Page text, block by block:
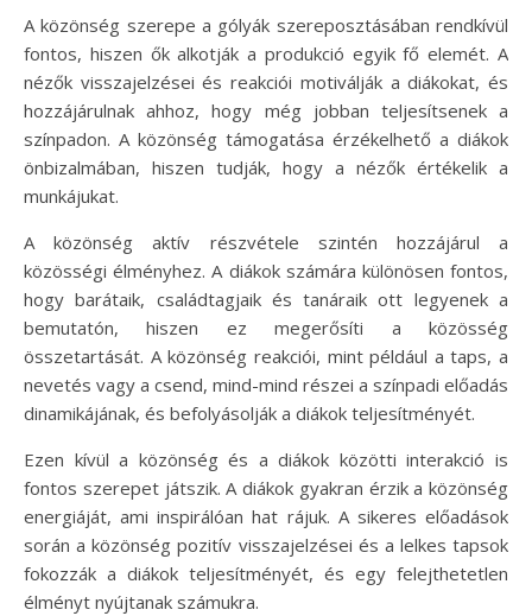
A közönség szerepe a gólyák szereposztásában rendkívül
fontos, hiszen ők alkotják a produkció egyik fő elemét. A
nézők visszajelzései és reakciói motiválják a diákokat, és
hozzájárulnak ahhoz, hogy még jobban teljesítsenek a
színpadon. A közönség támogatása érzékelhető a diákok
önbizalmában, hiszen tudják, hogy a nézők értékelik a
munkájukat.
A közönség aktív részvétele szintén hozzájárul a
közösségi élményhez. A diákok számára különösen fontos,
hogy barátaik, családtagjaik és tanáraik ott legyenek a
bemutatón, hiszen ez megerősíti a közösség
összetartását. A közönség reakciói, mint például a taps, a
nevetés vagy a csend, mind-mind részei a színpadi előadás
dinamikájának, és befolyásolják a diákok teljesítményét.
Ezen kívül a közönség és a diákok közötti interakció is
fontos szerepet játszik. A diákok gyakran érzik a közönség
energiáját, ami inspirálóan hat rájuk. A sikeres előadások
során a közönség pozitív visszajelzései és a lelkes tapsok
fokozzák a diákok teljesítményét, és egy felejthetetlen
élményt nyújtanak számukra.